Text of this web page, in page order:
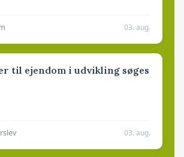
03. aug.
til ejendom i udvikling søges
03. aug.